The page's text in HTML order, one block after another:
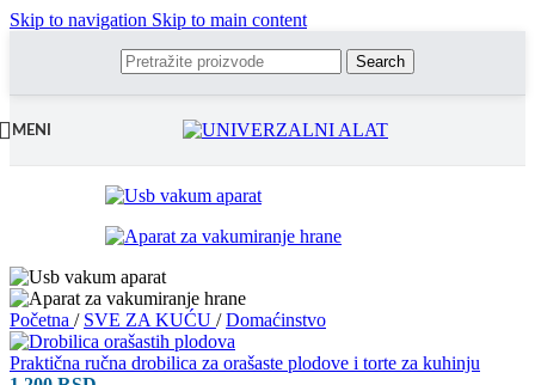
Skip to navigation Skip to main content
Search
MENI
Početna / SVE ZA KUĆU / Domaćinstvo
Praktična ručna drobilica za orašaste plodove i torte za kuhinju